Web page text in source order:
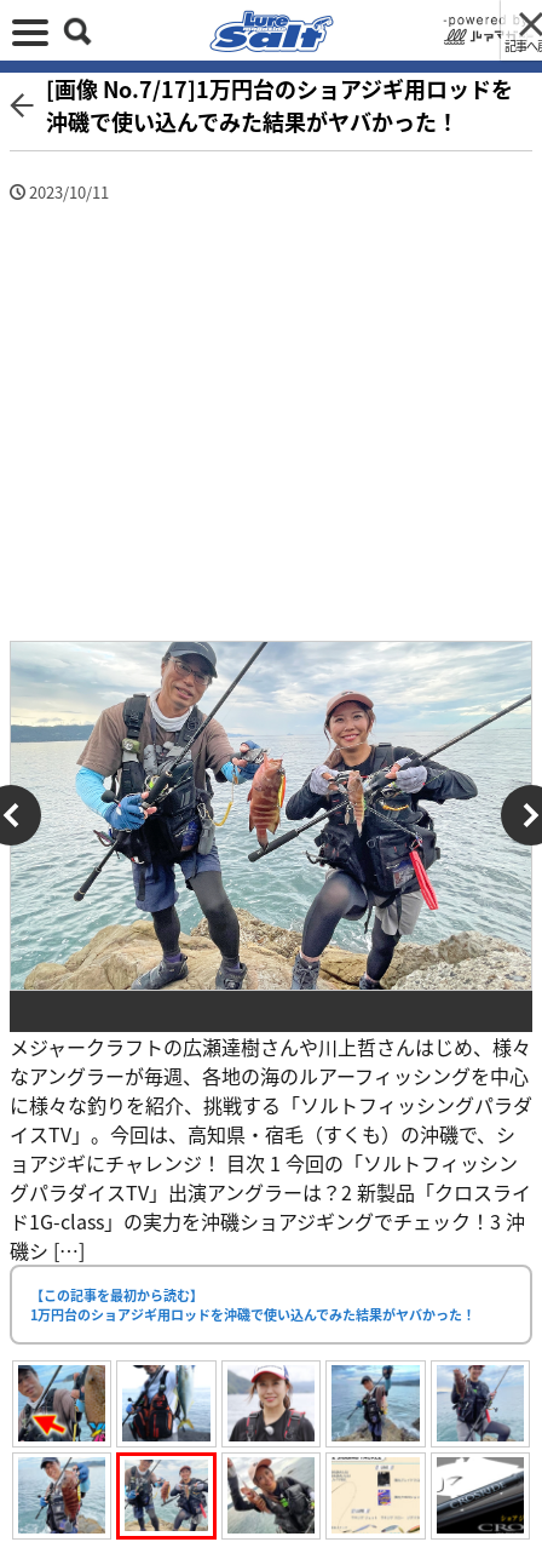
記事へ
[画像 No.7/17]1万円台のショアジギ用ロッドを
沖磯で使い込んでみた結果がヤバかった！
2023/10/11
メジャークラフトの広瀬達樹さんや川上哲さんはじめ、様々
なアングラーが毎週、各地の海のルアーフィッシングを中心
に様々な釣りを紹介、挑戦する「ソルトフィッシングパラダ
イスTV」。今回は、高知県・宿毛（すくも）の沖磯で、シ
ョアジギにチャレンジ！ 目次 1 今回の「ソルトフィッシン
グパラダイスTV」出演アングラーは？2 新製品「クロスライ
ド1G-class」の実力を沖磯ショアジギングでチェック！3 沖
磯シ […]
【この記事を最初から読む】
1万円台のショアジギ用ロッドを沖磯で使い込んでみた結果がヤバかった！